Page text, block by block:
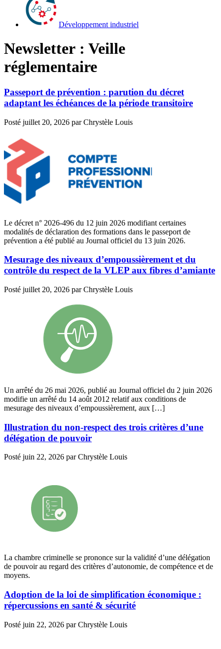
Développement industriel
Newsletter : Veille
réglementaire
Passeport de prévention : parution du décret
adaptant les échéances de la période transitoire
Posté juillet 20, 2026 par Chrystèle Louis
Le décret n° 2026-496 du 12 juin 2026 modifiant certaines
modalités de déclaration des formations dans le passeport de
prévention a été publié au Journal officiel du 13 juin 2026.
Mesurage des niveaux d’empoussièrement et du
contrôle du respect de la VLEP aux fibres d’amiante
Posté juillet 20, 2026 par Chrystèle Louis
Un arrêté du 26 mai 2026, publié au Journal officiel du 2 juin 2026
modifie un arrêté du 14 août 2012 relatif aux conditions de
mesurage des niveaux d’empoussièrement, aux […]
Illustration du non-respect des trois critères d’une
délégation de pouvoir
Posté juin 22, 2026 par Chrystèle Louis
La chambre criminelle se prononce sur la validité d’une délégation
de pouvoir au regard des critères d’autonomie, de compétence et de
moyens.
Adoption de la loi de simplification économique :
répercussions en santé & sécurité
Posté juin 22, 2026 par Chrystèle Louis